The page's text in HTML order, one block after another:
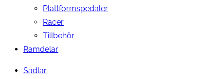
Plattformspedaler
Racer
Tillbehör
Ramdelar
Sadlar